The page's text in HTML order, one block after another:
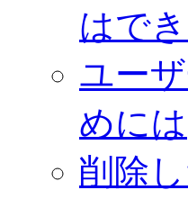
はで
ユー
めには
削除